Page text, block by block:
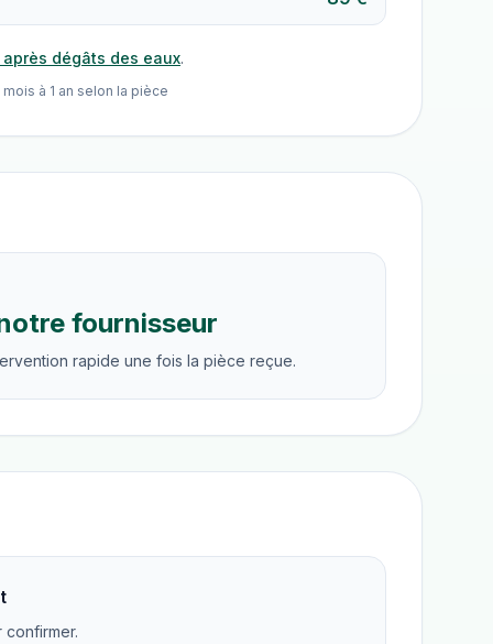
dégâts des eaux.
à 1 an selon la pièce
fournisseur
rapide une fois la pièce reçue.
confirmer.